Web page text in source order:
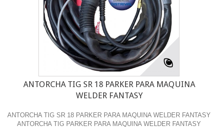
ANTORCHA TIG SR 18 PARKER PARA MAQUINA
WELDER FANTASY
ANTORCHA TIG SR 18 PARKER PARA MAQUINA WELDER FANTASY
ANTORCHA TIG PARKER PARA MAQUINA WELDER FANTASY